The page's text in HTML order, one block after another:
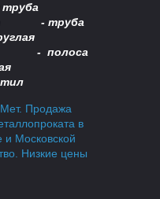
труба
- труба
- полоса
Продажа
в
Московской
Низкие цены